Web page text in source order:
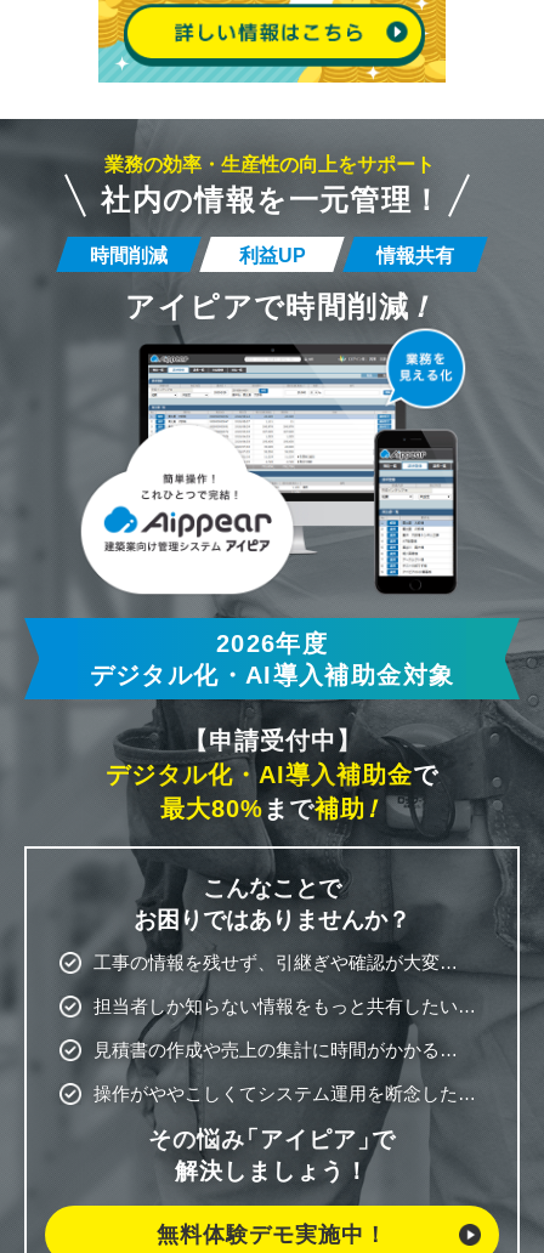
業務の効率・生産性の向上をサポート
社内の情報を一元管理！
時間削減 利益UP 情報共有
アイピアで時間削減！
2026年度
デジタル化・AI導入補助金対象
【申請受付中】
デジタル化・AI導入補助金で
最大80% まで補助！
こんなことで
お困りではありませんか？
工事の情報を残せず、引継ぎや確認が大変…
担当者しか知らない情報をもっと共有したい…
見積書の作成や売上の集計に時間がかかる…
操作がややこしくてシステム運用を断念した…
その悩み「アイピア」で
解決しましょう！
無料体験デモ実施中！